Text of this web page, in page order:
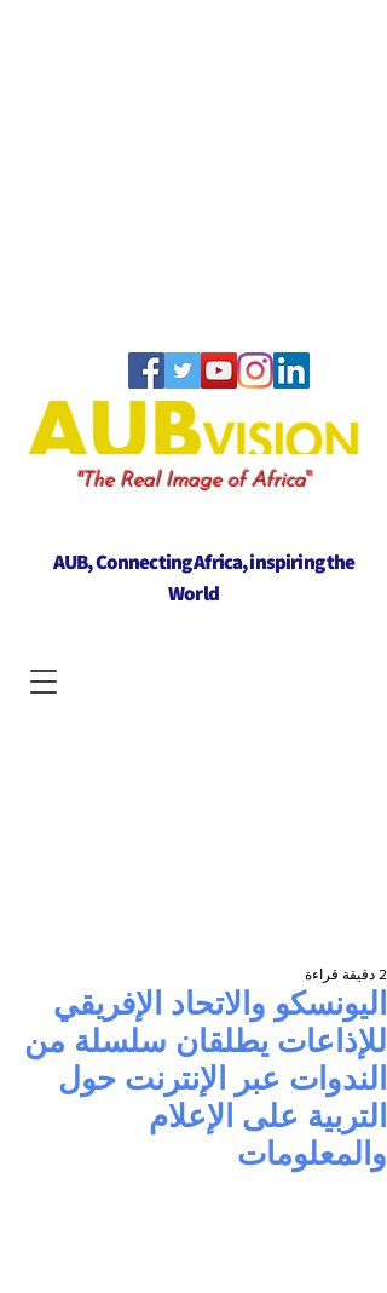
"The Real Image of Africa"
AUB, Connecting Africa, inspiring the
World
اليونسكو والاتحاد الإفريقي
للإذاعات يطلقان سلسلة من
الندوات عبر الإنترنت حول
التربية على الإعلام
والمعلومات
2 دقيقة قراءة